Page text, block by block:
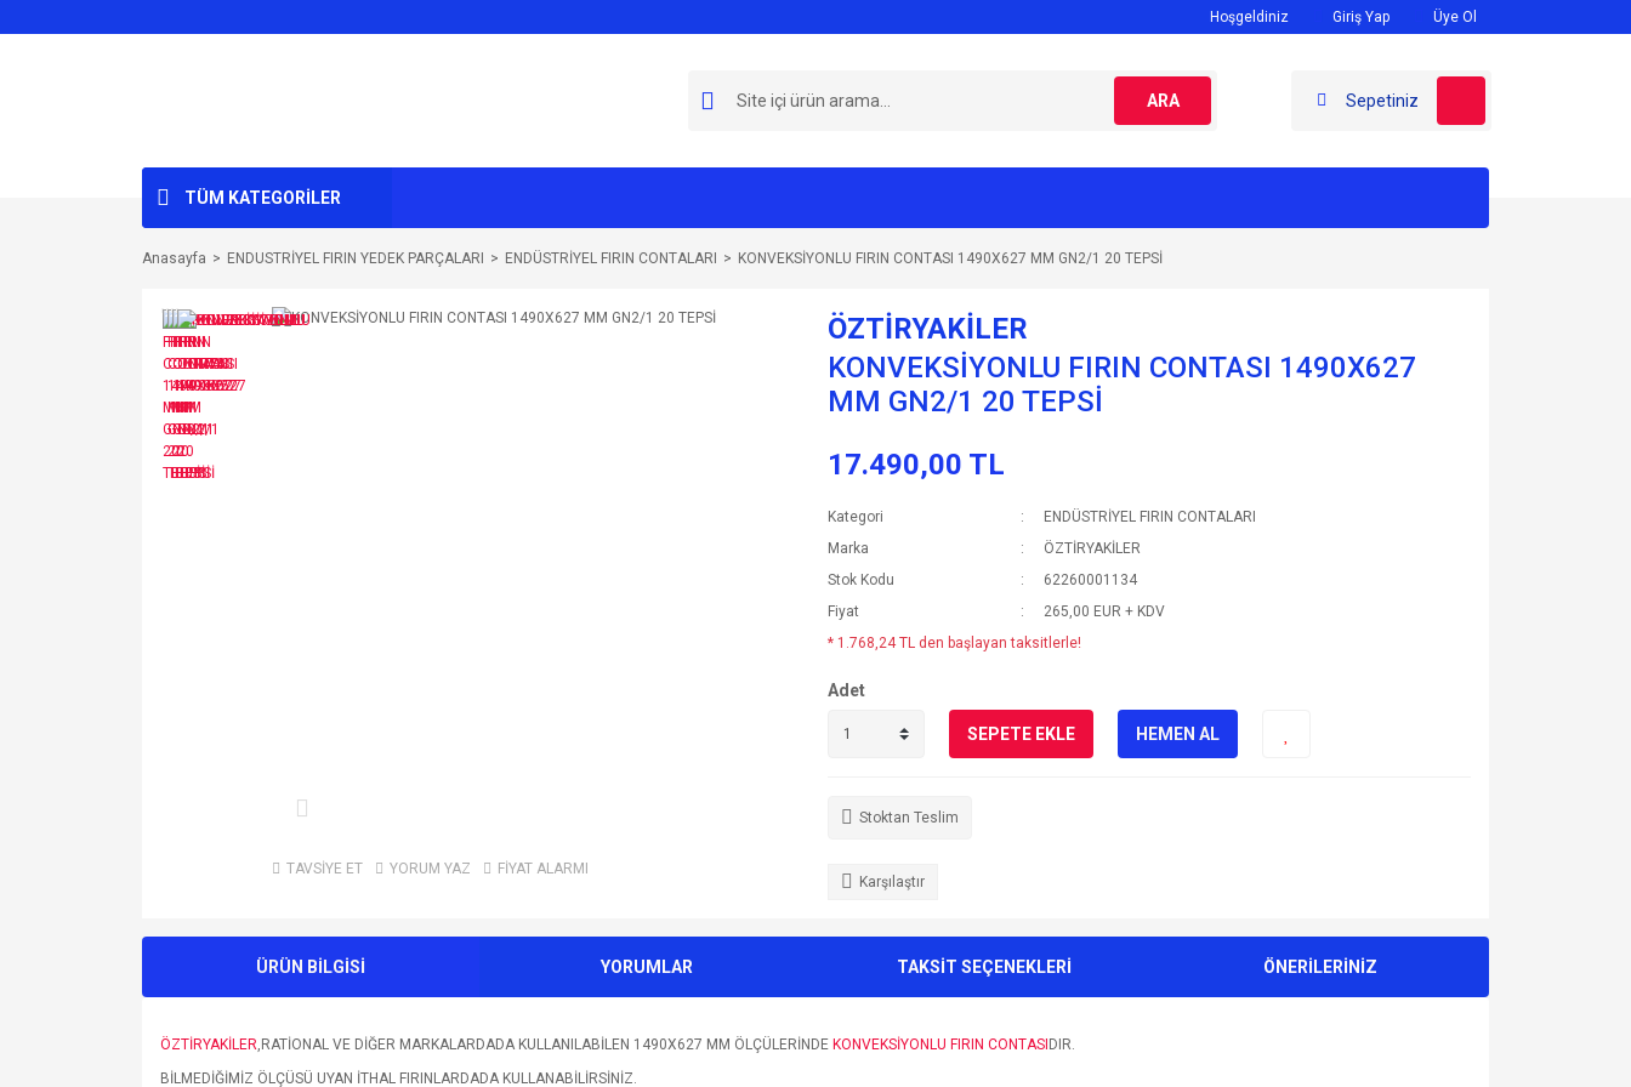
Hoşgeldiniz Giriş Yap Üye Ol
ARA Sepetiniz
TÜM KATEGORİLER
Anasayfa ENDUSTRİYEL FIRIN YEDEK PARÇALARI ENDÜSTRİYEL FIRIN CONTALARI KONVEKSİYONLU FIRIN CONTASI 1490X627 MM GN2/1 20 TEPSİ
TAVSİYE ET YORUM YAZ FİYAT ALARMI
ÖZTİRYAKİLER
KONVEKSİYONLU FIRIN CONTASI 1490X627
MM GN2/1 20 TEPSİ
17.490,00 TL
Kategori
ENDÜSTRİYEL FIRIN CONTALARI
Marka
ÖZTİRYAKİLER
Stok Kodu
62260001134
Fiyat
265,00 EUR + KDV
* 1.768,24 TL den başlayan taksitlerle!
Adet
SEPETE EKLE HEMEN AL
Stoktan Teslim
Karşılaştır
ÜRÜN BİLGİSİ YORUMLAR TAKSİT SEÇENEKLERİ ÖNERİLERİNİZ
ÖZTİRYAKİLER,RATİONAL VE DİĞER MARKALARDADA KULLANILABİLEN 1490X627 MM ÖLÇÜLERİNDE KONVEKSİYONLU FIRIN CONTASI DIR.
BİLMEDİĞİMİZ ÖLÇÜSÜ UYAN İTHAL FIRINLARDADA KULLANABİLİRSİNİZ.